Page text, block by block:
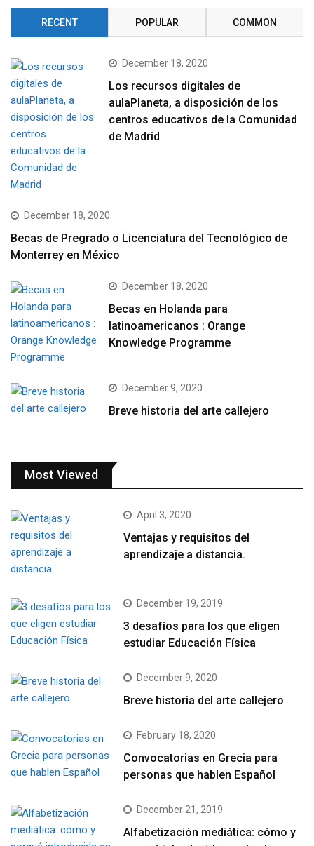
RECENT POPULAR COMMON
December 18, 2020
Los recursos digitales de
aulaPlaneta, a disposición de los
centros educativos de la Comunidad
de Madrid
December 18, 2020
Becas de Pregrado o Licenciatura del Tecnológico de
Monterrey en México
December 18, 2020
Becas en Holanda para
latinoamericanos : Orange
Knowledge Programme
December 9, 2020
Breve historia del arte callejero
Most Viewed
April 3, 2020
Ventajas y requisitos del
aprendizaje a distancia.
December 19, 2019
3 desafíos para los que eligen
estudiar Educación Física
December 9, 2020
Breve historia del arte callejero
February 18, 2020
Convocatorias en Grecia para
personas que hablen Español
December 21, 2019
Alfabetización mediática: cómo y